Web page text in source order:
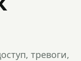
тревоги,